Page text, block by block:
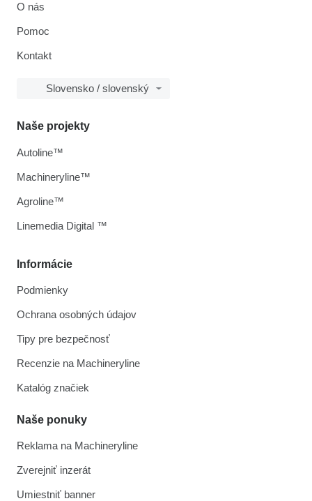
O nás
Pomoc
Kontakt
Slovensko / slovenský
Informácie
Podmienky
Ochrana osobných údajov
Tipy pre bezpečnosť
Recenzie na Machineryline
Katalóg značiek
Naše ponuky
Reklama na Machineryline
Zverejniť inzerát
Umiestniť banner
Naše projekty
Autoline™
Machineryline™
Agroline™
Linemedia Digital ™